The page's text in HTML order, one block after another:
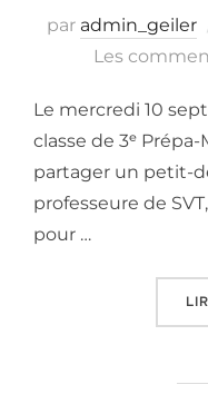
par admin_geiler
Les
Le mercredi 10
classe de 3ᵉ
partager un petit-
professeure de
pour …